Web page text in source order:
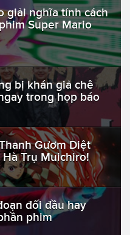
giải nghĩa tính cách
Super Mario
bị khán giả chê
trong họp báo
Gươm Diệt
Hà Trụ Muichiro!
đối đầu hay
phim